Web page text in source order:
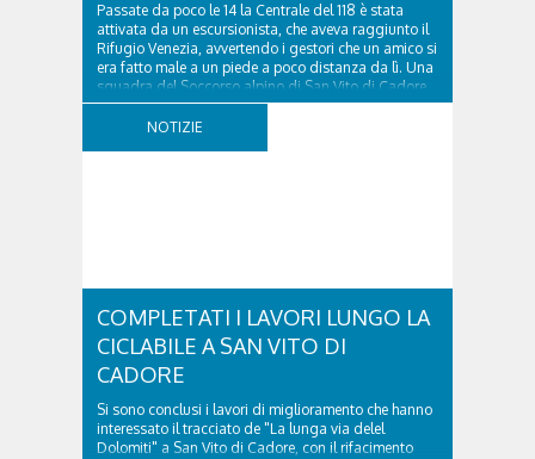
Passate da poco le 14 la Centrale del 118 è stata
attivata da un escursionista, che aveva raggiunto il
Rifugio Venezia, avvertendo i gestori che un amico si
era fatto male a un piede a poco distanza da lì. Una
squadra del Soccorso alpino di San Vito di Cadore
ha quindi raggiunto l'infortunato...
NOTIZIE
COMPLETATI I LAVORI LUNGO LA
CICLABILE A SAN VITO DI
CADORE
Si sono conclusi i lavori di miglioramento che hanno
interessato il tracciato de "La lunga via delel
Dolomiti" a San Vito di Cadore, con il rifacimento